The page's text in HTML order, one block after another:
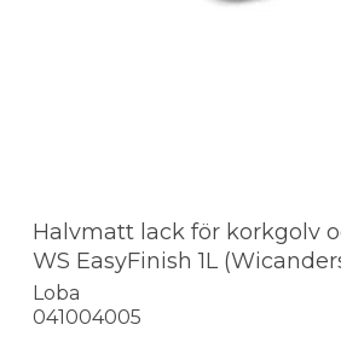
Halvmatt lack för korkgolv
WS EasyFinish 1L
Loba
041004005